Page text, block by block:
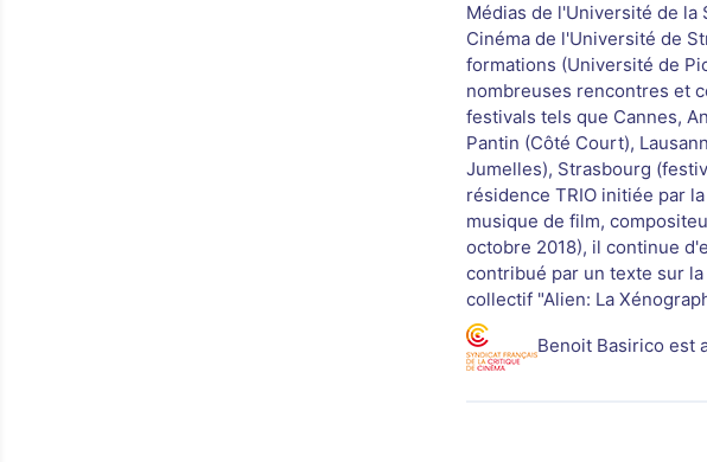
Médias de l'Université de la
Cinéma de l'Université de
formations (Université de
nombreuses rencontres et
festivals tels que Cannes,
Pantin (Côté Court),
Jumelles), Strasbourg
résidence TRIO initiée par
musique de film,
octobre 2018), il continue
contribué par un texte sur
collectif "Alien: La
Benoit Basirico est